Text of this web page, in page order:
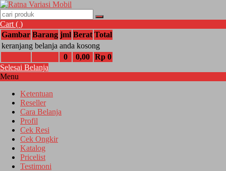
Cart ( )
Gambar Barang jml Berat Total
keranjang belanja anda kosong
0
0,00 Rp 0
Selesai Belanja
Menu
Ketentuan
Reseller
Cara Belanja
Profil
Cek Resi
Cek Ongkir
Katalog
Pricelist
Testimoni